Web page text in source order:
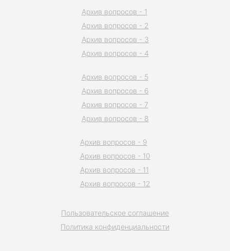
Пользовательское соглашение
Политика конфиденциальности
Архив вопросов - 1
Архив вопросов - 2
Архив вопросов - 3
Архив вопросов - 4
Архив вопросов - 5
Архив вопросов - 6
Архив вопросов - 7
Архив вопросов - 8
Архив вопросов - 9
Архив вопросов - 10
Архив вопросов - 11
Архив вопросов - 12